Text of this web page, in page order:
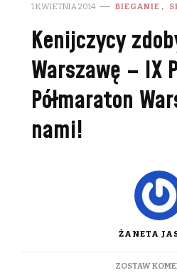
1 KWIETNIA 2014 BIEGANIE
Kenijczycy
Warszawę – IX
Półmaraton
nami!
ŻANETA
ZOSTAW